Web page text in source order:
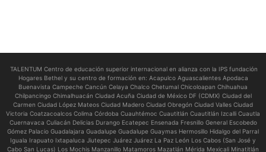
TALENTUM Centro de educación superior internacional en alianza con la IPS fundación
Hogares Bethel y su centro de formación en: Acapulco Aguascalientes Apodaca
Buenavista Campeche Cancún Celaya Chalco Chetumal Chicoloapan Chihuahua
Chilpancingo Chimalhuacán Ciudad Acuña Ciudad de México DF (CDMX) Ciudad del
Carmen Ciudad López Mateos Ciudad Madero Ciudad Obregón Ciudad Valles Ciudad
Victoria Coatzacoalcos Colima Córdoba Cuauhtémoc Cuautitlán Cuautitlán Izcalli Cuautla
Cuernavaca Culiacán Delicias Durango Ecatepec Ensenada Fresnillo General Escobedo
Gómez Palacio Guadalajara Guadalupe Guadalupe Guaymas Hermosillo Hidalgo del Parral
Iguala Irapuato Ixtapaluca Jiutepec Juárez Juárez La Paz León Los Cabos (San José y
Cabo San Lucas) Los Mochis Manzanillo Matamoros Mazatlán Mérida Mexicali Minatitlán